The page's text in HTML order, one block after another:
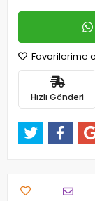
Favorilerime
Hızlı Gönderi